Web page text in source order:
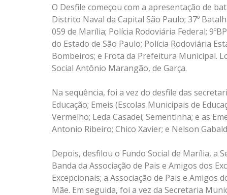
O Desfile começou com a apresentação de
Distrito Naval da Capital São Paulo; 37º
059 de Marília; Polícia Rodoviária Federal;
do Estado de São Paulo; Polícia Rodoviária
Bombeiros; e Frota da Prefeitura Municipal.
Social Antônio Marangão, de Garça.
Na sequência, foi a vez do desfile das
Educação; Emeis (Escolas Municipais de
Vermelho; Leda Casadei; Sementinha; e as
Antonio Ribeiro; Chico Xavier; e Nelson
Depois, desfilou o Fundo Social de Marília, a
Banda da Associação de Pais e Amigos dos
Excepcionais; a Associação de Pais e Amigos
Mãe. Em seguida, foi a vez da Secretaria